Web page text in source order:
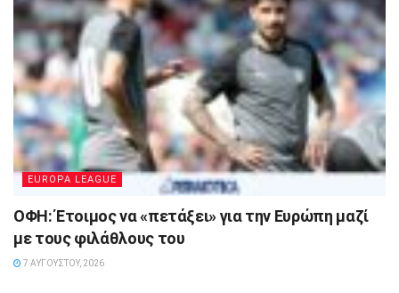
EUROPA LEAGUE
ΟΦΗ: Έτοιμος να «πετάξει» για την Ευρώπη μαζί
με τους φιλάθλους του
7 ΑΥΓΟΎΣΤΟΥ, 2026